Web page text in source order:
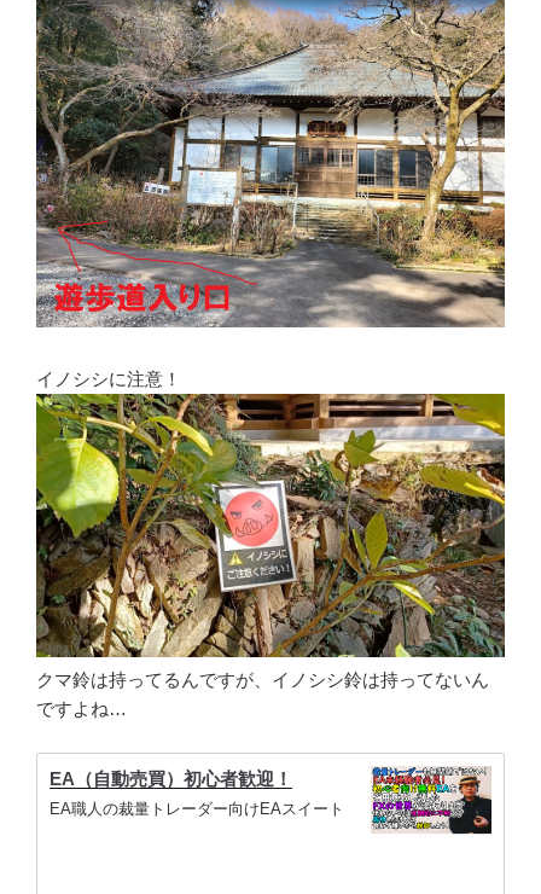
イノシシに注意！
クマ鈴は持ってるんですが、イノシシ鈴は持ってないん
ですよね…
EA（自動売買）初心者歓迎！
EA職人の裁量トレーダー向けEAスイート